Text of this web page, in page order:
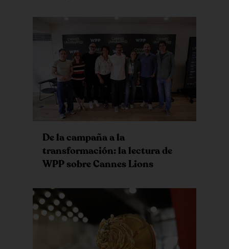
De la campaña a la
transformación: la lectura de
WPP sobre Cannes Lions